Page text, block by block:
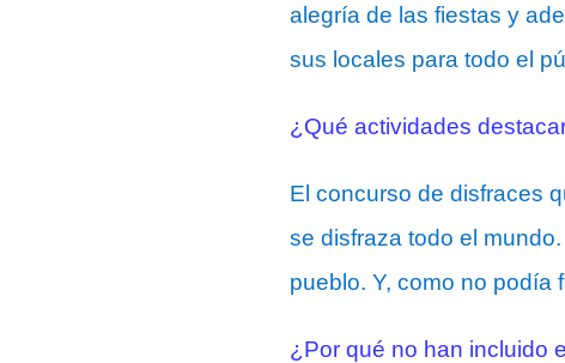
alegría de las fiestas y
sus locales para todo el
¿Qué actividades
El concurso de disfraces
se disfraza todo el
pueblo. Y, como no podía
¿Por qué no han incluido